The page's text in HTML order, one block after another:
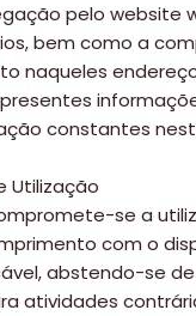
pelo website
bem como a
naqueles
constantes
Utilização
se a
com o
abstendo-se
atividades